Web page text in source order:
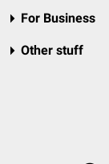
For Business
Other stuff